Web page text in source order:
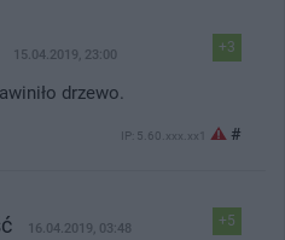
+3
15.04.2019, 23:00
drzewo.
IP: 5.60.xxx.xx1 #
+5
16.04.2019, 03:48